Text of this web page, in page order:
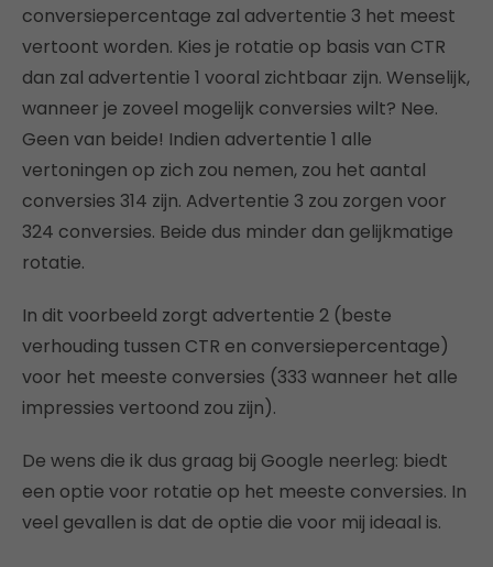
conversiepercentage zal advertentie 3 het meest
vertoont worden. Kies je rotatie op basis van CTR
dan zal advertentie 1 vooral zichtbaar zijn. Wenselijk,
wanneer je zoveel mogelijk conversies wilt? Nee.
Geen van beide! Indien advertentie 1 alle
vertoningen op zich zou nemen, zou het aantal
conversies 314 zijn. Advertentie 3 zou zorgen voor
324 conversies. Beide dus minder dan gelijkmatige
rotatie.
In dit voorbeeld zorgt advertentie 2 (beste
verhouding tussen CTR en conversiepercentage)
voor het meeste conversies (333 wanneer het alle
impressies vertoond zou zijn).
De wens die ik dus graag bij Google neerleg: biedt
een optie voor rotatie op het meeste conversies. In
veel gevallen is dat de optie die voor mij ideaal is.